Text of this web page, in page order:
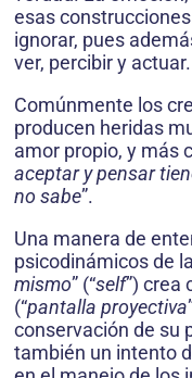
esas
ignorar, pues
ver, percibir y actuar.
Comúnmente los
producen heridas
amor propio, y más
aceptar y pensar
no sabe”.
Una manera de
psicodinámicos de
mismo” (“self”) crea
(“pantalla proyectiva
conservación de su
también un intento